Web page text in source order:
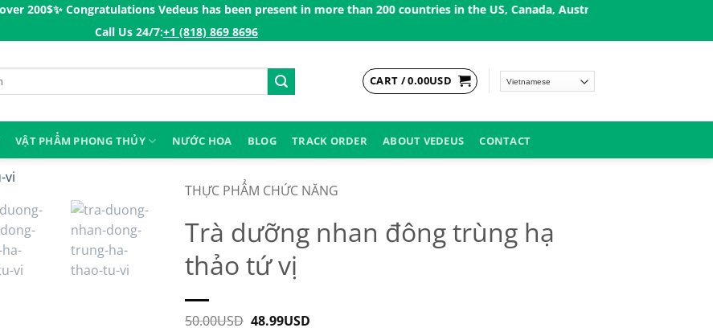
Congratulations Vedeus has been present in more than 200 countries in the US, Canada, Australia, Korea, Japan, Singapore,
Call Us 24/7:ㅤ+1 (818) 869 8696
CART /0.00USD
VẬT PHẨM PHONG THỦY NƯỚC HOA BLOG TRACK ORDER ABOUT VEDEUS CONTACT
THỰC PHẨM CHỨC NĂNG
Trà dưỡng nhan đông trùng hạ
thảo tứ vị
50.00USD Original
48.99USD